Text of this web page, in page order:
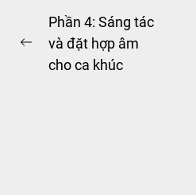
Post
navigation
Previous
post:
Phần 4: Sáng tác
và đặt hợp âm
cho ca khúc